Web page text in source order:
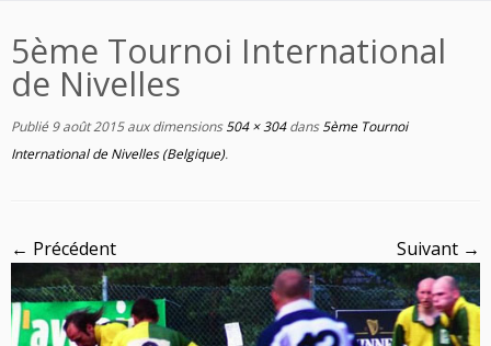
5ème Tournoi International
de Nivelles
Publié 9 août 2015aux dimensions504 × 304dans5ème Tournoi
International de Nivelles (Belgique).
← Précédent Suivant →